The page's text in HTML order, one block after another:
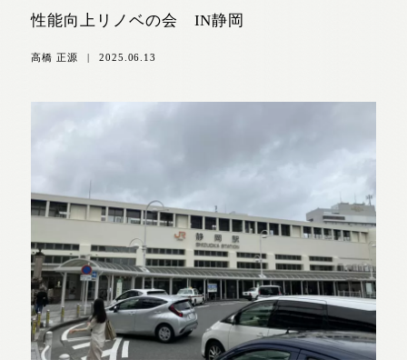
性能向上リノベの会 IN静岡
高橋 正源 | 2025.06.13